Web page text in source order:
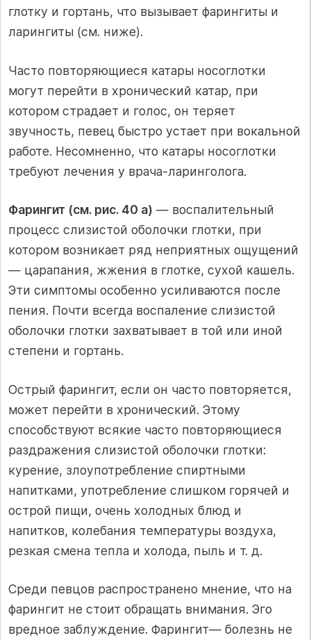
глотку и гортань, что вызывает фарингиты и
ларингиты (см. ниже).
Часто повторяющиеся катары носоглотки
могут перейти в хронический катар, при
котором страдает и голос, он теряет
звучность, певец быстро устает при вокальной
работе. Несомненно, что катары носоглотки
требуют лечения у врача-ларинголога.
Фарингит (см. рис. 40 а) — воспалительный
процесс слизистой оболочки глотки, при
котором возникает ряд неприятных ощущений
— царапания, жжения в глотке, сухой кашель.
Эти симптомы особенно усиливаются после
пения. Почти всегда воспаление слизистой
оболочки глотки захватывает в той или иной
степени и гортань.
Острый фарингит, если он часто повторяется,
может перейти в хронический. Этому
способствуют всякие часто повторяющиеся
раздражения слизистой оболочки глотки:
курение, злоупотребление спиртными
напитками, употребление слишком горячей и
острой пищи, очень холодных блюд и
напитков, колебания температуры воздуха,
резкая смена тепла и холода, пыль и т. д.
Среди певцов распространено мнение, что на
фарингит не стоит обращать внимания. Эго
вредное заблуждение. Фарингит— болезнь не